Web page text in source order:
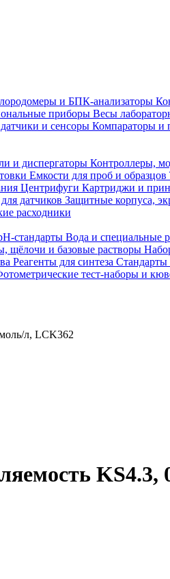
и БПК-анализаторы
приборы Весы
и сенсоры Компараторы и
и диспергаторы Контроллеры,
Емкости для проб и образцов
Центрифуги Картриджи и
датчиков Защитные корпуса,
расходники
стандарты Вода и специальные
щёлочи и базовые растворы
Реагенты для синтеза Стандарты
тест-наборы и
л, LCK362